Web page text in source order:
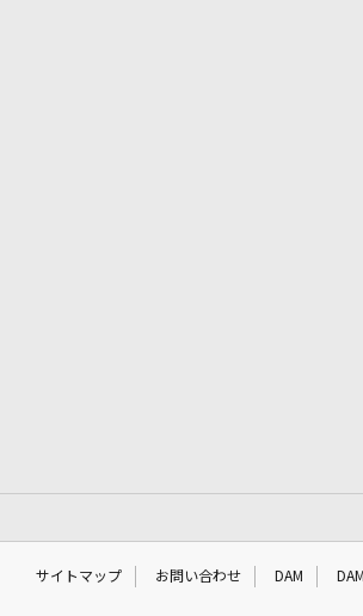
サイトマップ お問い合わせ DAM